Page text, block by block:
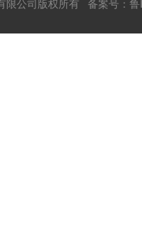
限公司版权所有 备案号：